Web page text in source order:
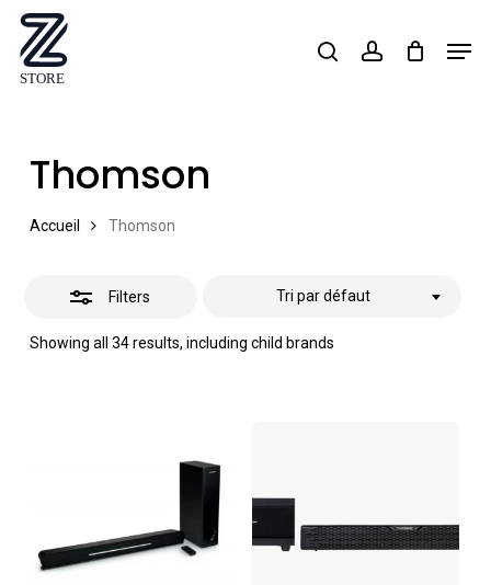
Skip
main
searchaccount
Thomson
Accueil Thomson
Filters
Showing all 34 results, including child brands
Tri par défaut
Close